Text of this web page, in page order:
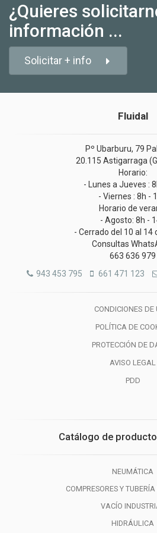
¿Quieres
información ...
Solicitar + info
Fluidal
Pº Ubarburu, 79
20.115 Astigarraga
Horario:
- Lunes a Jueves :
- Viernes : 8h -
Horario de
- Agosto: 8h -
- Cerrado del 10 al 14
Consultas
663 636 979
943 453 795
661 471 123
CONDICIONES DE
POLÍTICA DE
PROTECCIÓN DE
AVISO LEGAL
PDD
Catálogo de
NEUMÁTICA
COMPRESORES Y
VACÍO
HIDRÁULICA